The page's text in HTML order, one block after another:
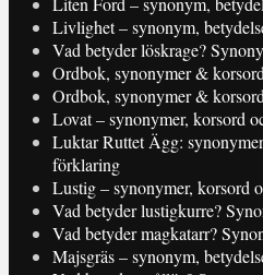
Livlighet – synonym,
Vad betyder löskrage?
Ordbok, synonymer &
Ordbok, synonymer &
Lovat – synonymer, korsord
Luktar Ruttet Ägg:
förklaring
Lustig – synonymer, korsord
Vad betyder lustigkurre?
Vad betyder magkatarr?
Majsgräs – synonym,